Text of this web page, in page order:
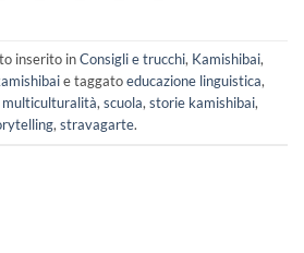
inserito inConsigli e trucchi, Kamishibai,
e taggatoeducazione linguistica,
multiculturalità, scuola, storie kamishibai,
, stravagarte.